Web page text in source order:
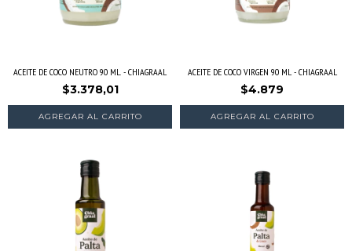
ACEITE DE COCO NEUTRO 90 ML. - CHIAGRAAL
$3.378,01
ACEITE DE COCO VIRGEN 90 ML - CHIAGRAAL
$4.879